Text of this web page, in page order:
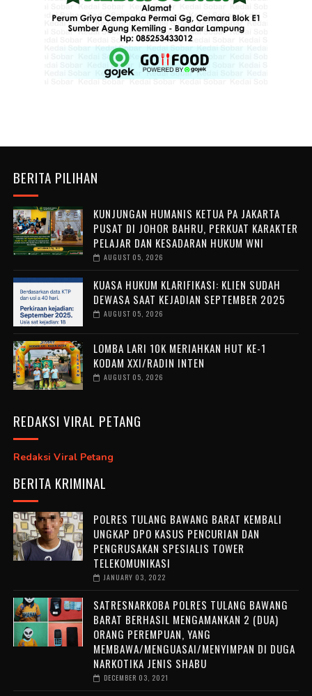
BERITA PILIHAN
KUNJUNGAN HUMANIS KETUA PA JAKARTA
PUSAT DI JOHOR BAHRU, PERKUAT KARAKTER
PELAJAR DAN KESADARAN HUKUM WNI
AUGUST 05, 2026
KUASA HUKUM KLARIFIKASI: KLIEN SUDAH
DEWASA SAAT KEJADIAN SEPTEMBER 2025
AUGUST 05, 2026
LOMBA LARI 10K MERIAHKAN HUT KE-1
KODAM XXI/RADIN INTEN
AUGUST 05, 2026
REDAKSI VIRAL PETANG
Redaksi Viral Petang
BERITA KRIMINAL
POLRES TULANG BAWANG BARAT KEMBALI
UNGKAP DPO KASUS PENCURIAN DAN
PENGRUSAKAN SPESIALIS TOWER
TELEKOMUNIKASI
JANUARY 03, 2022
SATRESNARKOBA POLRES TULANG BAWANG
BARAT BERHASIL MENGAMANKAN 2 (DUA)
ORANG PEREMPUAN, YANG
MEMBAWA/MENGUASAI/MENYIMPAN DI DUGA
NARKOTIKA JENIS SHABU
DECEMBER 03, 2021